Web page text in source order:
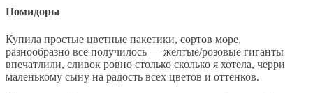
Помидоры
Купила простые цветные пакетики, сортов море,
разнообразно всё получилось — желтые/розовые гиганты
впечатлили, сливок ровно столько сколько я хотела, черри
маленькому сыну на радость всех цветов и оттенков.